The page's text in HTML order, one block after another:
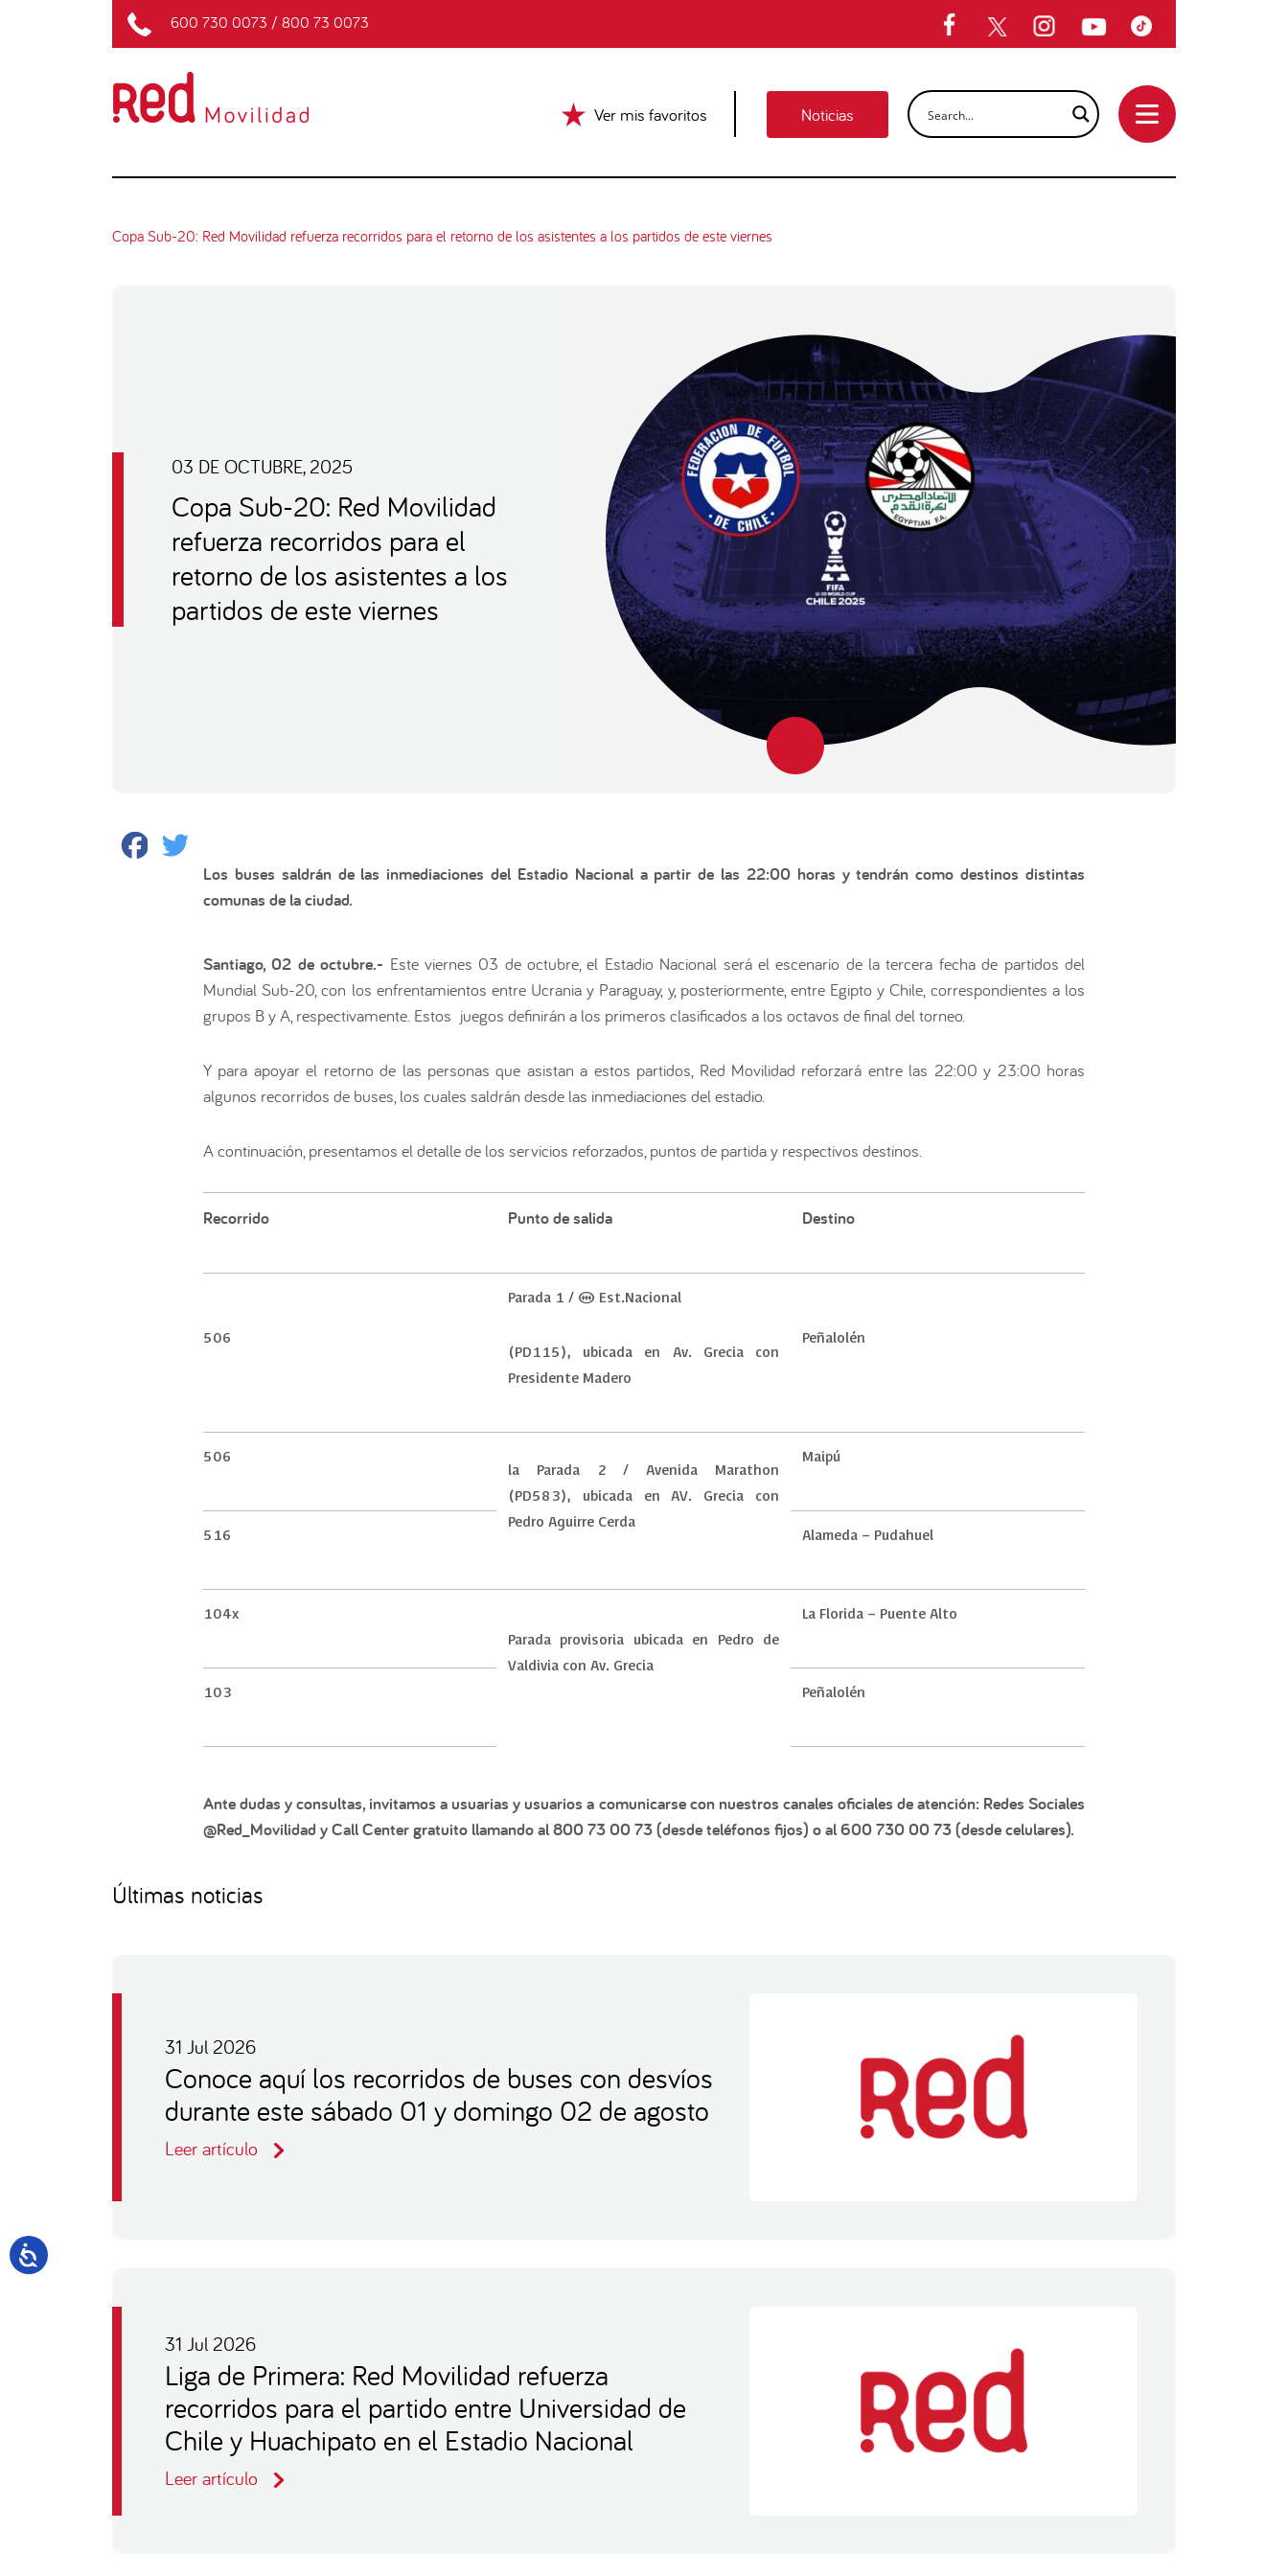
600 730 0073 / 800 73 0073
Ver mis favoritos Noticias
Copa Sub-20: Red Movilidad refuerza recorridos para el retorno de los asistentes a los partidos de este viernes
03 DE OCTUBRE, 2025
Copa Sub-20: Red Movilidad
refuerza recorridos para el
retorno de los asistentes a los
partidos de este viernes
Facebook
Los buses saldrán de las inmediaciones del Estadio Nacional a partir de las 22:00 horas y tendrán como destinos distintas
comunas de la ciudad.
Santiago, 02 de octubre.- Este viernes 03 de octubre, el Estadio Nacional será el escenario de la tercera fecha de partidos del
Mundial Sub-20, con los enfrentamientos entre Ucrania y Paraguay, y, posteriormente, entre Egipto y Chile, correspondientes a los
grupos B y A, respectivamente. Estos juegos definirán a los primeros clasificados a los octavos de final del torneo.
Y para apoyar el retorno de las personas que asistan a estos partidos, Red Movilidad reforzará entre las 22:00 y 23:00 horas
algunos recorridos de buses, los cuales saldrán desde las inmediaciones del estadio.
A continuación, presentamos el detalle de los servicios reforzados, puntos de partida y respectivos destinos.
Recorrido Punto de salida Destino
506
Parada 1 / (M) Est.Nacional
(PD115), ubicada en Av. Grecia con
Presidente Madero
Peñalolén
506
la Parada 2 / Avenida Marathon
(PD583), ubicada en AV. Grecia con
Pedro Aguirre Cerda
Maipú
516 Alameda – Pudahuel
104x
Parada provisoria ubicada en Pedro de
Valdivia con Av. Grecia
La Florida – Puente Alto
103 Peñalolén
Ante dudas y consultas, invitamos a usuarias y usuarios a comunicarse con nuestros canales oficiales de atención: Redes Sociales
@Red_Movilidad y Call Center gratuito llamando al 800 73 00 73 (desde teléfonos fijos) o al 600 730 00 73 (desde celulares).
Últimas noticias
31 Jul 2026
Conoce aquí los recorridos de buses con desvíos
durante este sábado 01 y domingo 02 de agosto
Leer artículo
31 Jul 2026
Liga de Primera: Red Movilidad refuerza
recorridos para el partido entre Universidad de
Chile y Huachipato en el Estadio Nacional
Leer artículo